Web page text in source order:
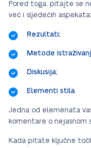
Pored toga, pitajte se
već i sljedećih aspekata:
Rezultati;
Metode
Diskusija;
Elementi stila.
Jedna od elemenata
komentare o nejasnom
Kada pitate ključne